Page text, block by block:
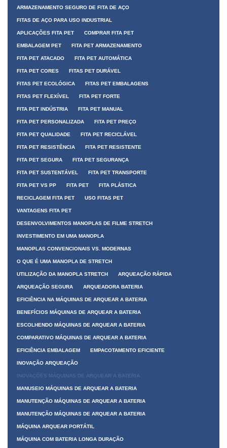
ARMAZENAMENTO SEGURO DE FITA DE AÇO
FITAS DE AÇO PARA USO INDUSTRIAL
APLICAÇÕES FITA PET COMPRAR FITA PET
EMBALAGEM PET FITA PET ARMAZENAMENTO
FITA PET ATACADO FITA PET AUTOMÁTICA
FITA PET CORES FITAS PET DURÁVEL
FITAS PET ECOLÓGICA FITAS PET EMBALAGENS
FITAS PET FLEXÍVEL FITA PET FORTE
FITA PET INDÚSTRIA FITA PET MANUAL
FITA PET PERSONALIZADA FITA PET PREÇO
FITA PET QUALIDADE FITA PET RECICLÁVEL
FITA PET RESISTÊNCIA FITA PET RESISTENTE
FITA PET SEGURA FITA PET SEGURANÇA
FITA PET SUSTENTÁVEL FITA PET TRANSPORTE
FITA PET VS PP FITA PET FITA PLÁSTICA
RECICLAGEM FITA PET USO FITAS PET
VANTAGENS FITA PET
DESENVOLVIMENTOS MANOPLAS DE FILME STRETCH
INVESTIMENTO EM UMA MANOPLA
MANOPLAS CONVENCIONAIS VS. MODERNAS
O QUE É UMA MANOPLA DE STRETCH
UTILIZAÇÃO DA MANOPLA STRETCH ARQUEAÇÃO RÁPIDA
ARQUEAÇÃO SEGURA ARQUEADORA BATERIA
EFICIÊNCIA NA MÁQUINAS DE ARQUEAR A BATERIA
BENEFÍCIOS MÁQUINAS DE ARQUEAR A BATERIA
ESCOLHENDO MÁQUINAS DE ARQUEAR A BATERIA
COMPARATIVO MÁQUINAS DE ARQUEAR A BATERIA
EFICIÊNCIA EMBALAGEM EMPACOTAMENTO EFICIENTE
INOVAÇÃO ARQUEAÇÃO
INOVAÇÕES MÁQUINAS DE ARQUEAR A BATERIA
MANUSEIO MÁQUINAS DE ARQUEAR A BATERIA
MANUTENÇÃO MÁQUINAS DE ARQUEAR A BATERIA
MANUTENÇÃO MÁQUINAS DE ARQUEAR A BATERIA
MÁQUINA ARQUEAR PORTÁTIL
MÁQUINA COM BATERIA LONGA DURAÇÃO